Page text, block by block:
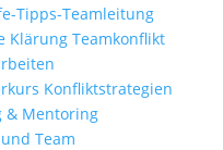
Tipps-Teamleitung
Klärung Teamkonflikt
Konfliktstrategien
& Mentoring
Team